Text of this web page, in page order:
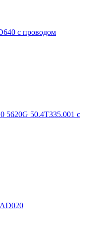
с проводом
5620G 50.4T335.001 с